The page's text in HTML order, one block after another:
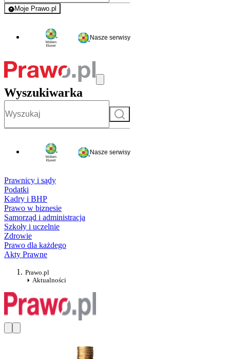
Moje Prawo.pl
- rejestracja i logowanie do serwisu
Nasze serwisy
Wyszukiwarka
Szukaj
Nasze serwisy
Prawnicy i sądy
Podatki
Kadry i BHP
Prawo w biznesie
Samorząd i administracja
Szkoły i uczelnie
Zdrowie
Prawo dla każdego
Akty Prawne
Prawo.pl
Aktualności